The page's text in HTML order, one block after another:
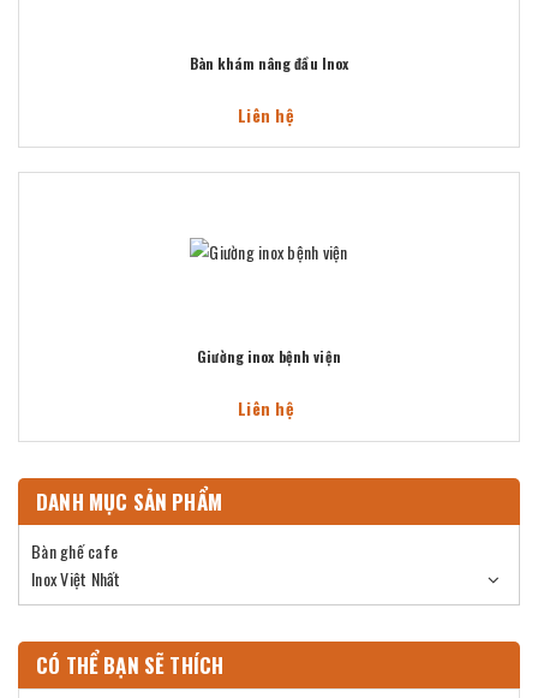
Bàn khám nâng đầu Inox
Liên hệ
Giường inox bệnh viện
Liên hệ
DANH MỤC SẢN PHẨM
Bàn ghế cafe
Inox Việt Nhất
CÓ THỂ BẠN SẼ THÍCH